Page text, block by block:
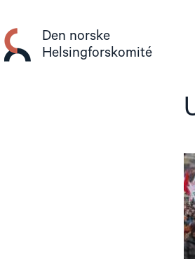
innhold
Den norske
Helsingforskomité